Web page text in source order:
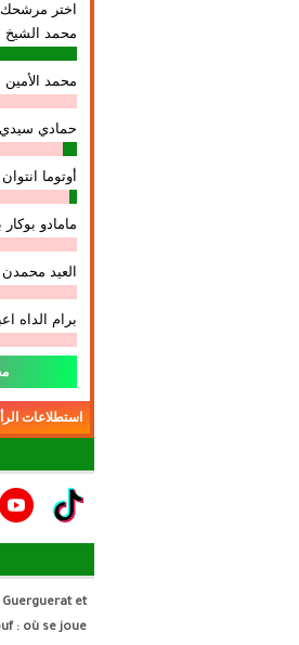
اختر مرشحك
محمد الشيخ
محمد
حمادي سيدي
أوتوما
مامادو بوكار
العيد محمدن
برام الداه
استطلاعات
Guerguerat et
: où se joue